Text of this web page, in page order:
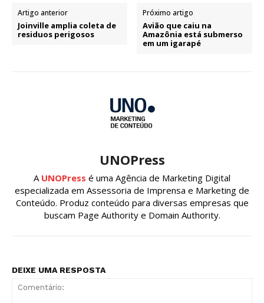
Artigo anterior
Joinville amplia coleta de
residuos perigosos
Próximo artigo
Avião que caiu na
Amazônia está submerso
em um igarapé
UNOPress
A UNOPress é uma Agência de Marketing Digital
especializada em Assessoria de Imprensa e Marketing de
Conteúdo. Produz conteúdo para diversas empresas que
buscam Page Authority e Domain Authority.
DEIXE UMA RESPOSTA